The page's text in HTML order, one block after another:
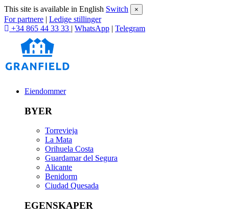
This site is available in English Switch ×
For partnere | Ledige stillinger
+34 865 44 33 33 | WhatsApp | Telegram
Eiendommer
BYER
Torrevieja
La Mata
Orihuela Costa
Guardamar del Segura
Alicante
Benidorm
Ciudad Quesada
EGENSKAPER